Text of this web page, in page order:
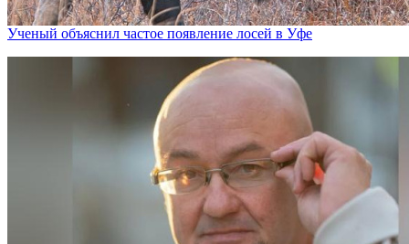
Ученый объяснил частое появление лосей в Уфе